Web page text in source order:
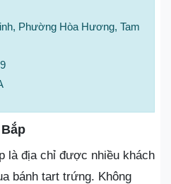
Phường Hòa Hương, Tam
là địa chỉ được nhiều khách
bánh tart trứng. Không